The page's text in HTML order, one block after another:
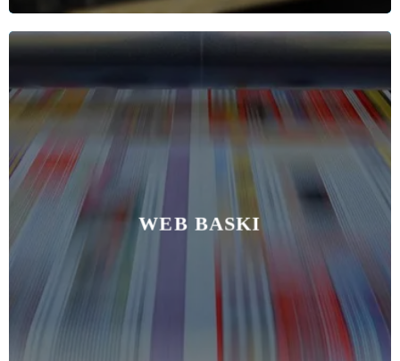
WEB BASKI